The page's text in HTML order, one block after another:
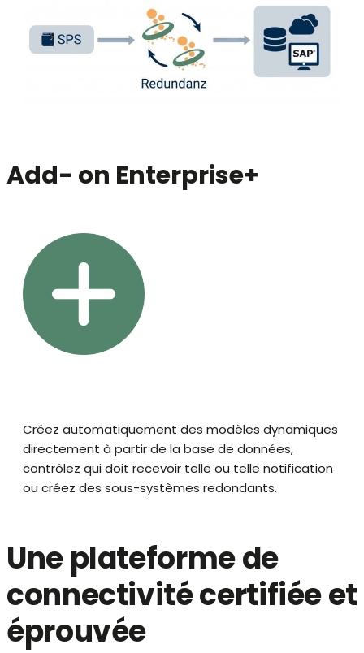
Add- on Enterprise+
Créez automatiquement des modèles dynamiques
directement à partir de la base de données,
contrôlez qui doit recevoir telle ou telle notification
ou créez des sous-systèmes redondants.
Une plateforme de
connectivité certifiée et
éprouvée